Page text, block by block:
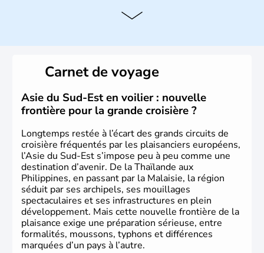
Histoire et administration
constituent son territoire. C'est l'un des « tigres » de la
région, passant en quelques années de « pays en voie de
développement » à « pays développé », riche de ses 27
millions d'habitants. La religion dominante est l'Islam.
Carnet de voyage
Asie du Sud-Est en voilier : nouvelle
frontière pour la grande croisière ?
Longtemps restée à l’écart des grands circuits de
croisière fréquentés par les plaisanciers européens,
l’Asie du Sud-Est s’impose peu à peu comme une
destination d’avenir. De la Thaïlande aux
Philippines, en passant par la Malaisie, la région
séduit par ses archipels, ses mouillages
spectaculaires et ses infrastructures en plein
développement. Mais cette nouvelle frontière de la
plaisance exige une préparation sérieuse, entre
formalités, moussons, typhons et différences
marquées d’un pays à l’autre.